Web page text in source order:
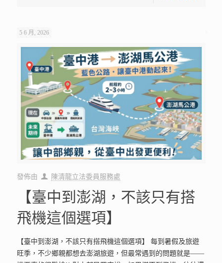
5 6 月, 2026
發佈由 陳清龍立法委員服務處
【臺中到澎湖，不該只有搭
飛機這個選項】
【臺中到澎湖，不該只有搭飛機這個選項】 每到暑假及旅遊
旺季，不少鄉親都想去澎湖旅遊，但最常遇到的問題就是——